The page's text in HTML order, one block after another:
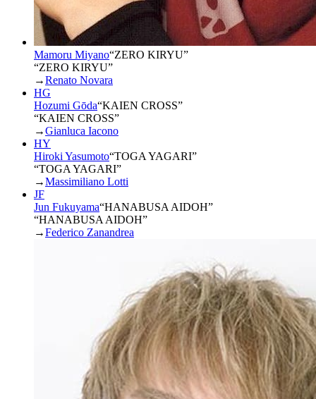
Mamoru Miyano“ZERO KIRYU”
“ZERO KIRYU”
→Renato Novara
HG
Hozumi Gōda“KAIEN CROSS”
“KAIEN CROSS”
→Gianluca Iacono
HY
Hiroki Yasumoto“TOGA YAGARI”
“TOGA YAGARI”
→Massimiliano Lotti
JF
Jun Fukuyama“HANABUSA AIDOH”
“HANABUSA AIDOH”
→Federico Zanandrea